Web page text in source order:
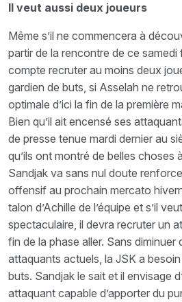
Il veut aussi deux joueurs
Même s’il ne commencera à
partir de la rencontre de ce samedi
compte recruter au moins deux
gardien de buts, si Asselah ne
optimale d’ici la fin de la première
Bien qu’il ait encensé ses
de presse tenue mardi dernier au
qu’ils ont montré de belles choses
Sandjak va sans nul doute
offensif au prochain mercato
talon d’Achille de l’équipe et s’il
spectaculaire, il devra recruter un
fin de la phase aller. Sans diminuer
attaquants actuels, la JSK a
buts. Sandjak le sait et il envisage
attaquant capable d’apporter du